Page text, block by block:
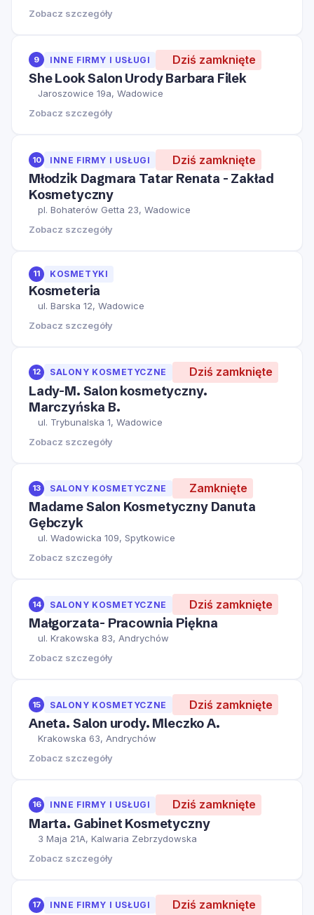
Zobacz szczegóły
9 INNE FIRMY I USŁUGI Dziś zamknięte
She Look Salon Urody Barbara Filek
Jaroszowice 19a, Wadowice
Zobacz szczegóły
10 INNE FIRMY I USŁUGI Dziś zamknięte
Młodzik Dagmara Tatar Renata - Zakład
Kosmetyczny
pl. Bohaterów Getta 23, Wadowice
Zobacz szczegóły
11 KOSMETYKI
Kosmeteria
ul. Barska 12, Wadowice
Zobacz szczegóły
12 SALONY KOSMETYCZNE Dziś zamknięte
Lady-M. Salon kosmetyczny.
Marczyńska B.
ul. Trybunalska 1, Wadowice
Zobacz szczegóły
13 SALONY KOSMETYCZNE Zamknięte
Madame Salon Kosmetyczny Danuta
Gębczyk
ul. Wadowicka 109, Spytkowice
Zobacz szczegóły
14 SALONY KOSMETYCZNE Dziś zamknięte
Małgorzata- Pracownia Piękna
ul. Krakowska 83, Andrychów
Zobacz szczegóły
15 SALONY KOSMETYCZNE Dziś zamknięte
Aneta. Salon urody. Mleczko A.
Krakowska 63, Andrychów
Zobacz szczegóły
16 INNE FIRMY I USŁUGI Dziś zamknięte
Marta. Gabinet Kosmetyczny
3 Maja 21A, Kalwaria Zebrzydowska
Zobacz szczegóły
17 INNE FIRMY I USŁUGI Dziś zamknięte